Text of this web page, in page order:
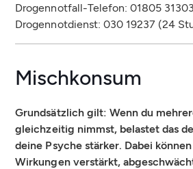
Drogennotfall-Telefon: 01805
Drogennotdienst: 030 19237 (24
Mischkonsum
Grundsätzlich gilt: Wenn du
gleichzeitig nimmst, belastet das
deine Psyche stärker. Dabei
Wirkungen verstärkt,